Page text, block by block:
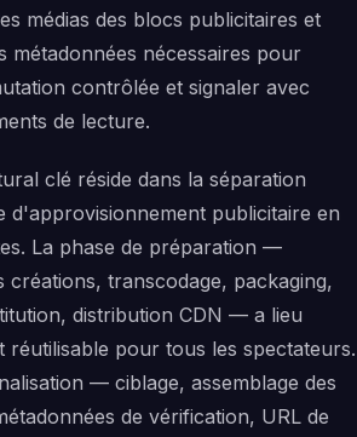
médias des blocs publicitaires et
métadonnées nécessaires pour
contrôlée et signaler avec
de lecture.
clé réside dans la séparation
d'approvisionnement publicitaire en
La phase de préparation —
créations, transcodage, packaging,
distribution CDN — a lieu
réutilisable pour tous les spectateurs.
— ciblage, assemblage des
de vérification, URL de